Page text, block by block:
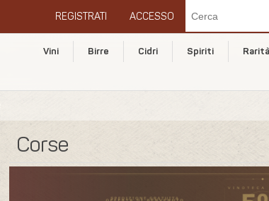
REGISTRATI ACCESSO
Vini Birre Cidri Spiriti Rarità
Corse